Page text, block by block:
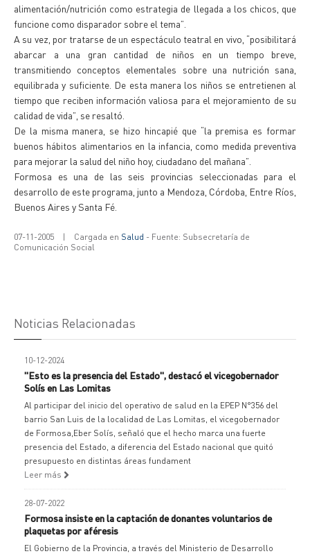
alimentación/nutrición como estrategia de llegada a los chicos, que
funcione como disparador sobre el tema”.
A su vez, por tratarse de un espectáculo teatral en vivo, “posibilitará
abarcar a una gran cantidad de niños en un tiempo breve,
transmitiendo conceptos elementales sobre una nutrición sana,
equilibrada y suficiente. De esta manera los niños se entretienen al
tiempo que reciben información valiosa para el mejoramiento de su
calidad de vida”, se resaltó.
De la misma manera, se hizo hincapié que “la premisa es formar
buenos hábitos alimentarios en la infancia, como medida preventiva
para mejorar la salud del niño hoy, ciudadano del mañana”.
Formosa es una de las seis provincias seleccionadas para el
desarrollo de este programa, junto a Mendoza, Córdoba, Entre Ríos,
Buenos Aires y Santa Fé.
07-11-2005 | Cargada en Salud - Fuente: Subsecretaría de
Comunicación Social
Noticias Relacionadas
10-12-2024
"Esto es la presencia del Estado", destacó el vicegobernador
Solís en Las Lomitas
Al participar del inicio del operativo de salud en la EPEP N°356 del
barrio San Luis de la localidad de Las Lomitas, el vicegobernador
de Formosa,Eber Solís, señaló que el hecho marca una fuerte
presencia del Estado, a diferencia del Estado nacional que quitó
presupuesto en distintas áreas fundament
Leer más
28-07-2022
Formosa insiste en la captación de donantes voluntarios de
plaquetas por aféresis
El Gobierno de la Provincia, a través del Ministerio de Desarrollo